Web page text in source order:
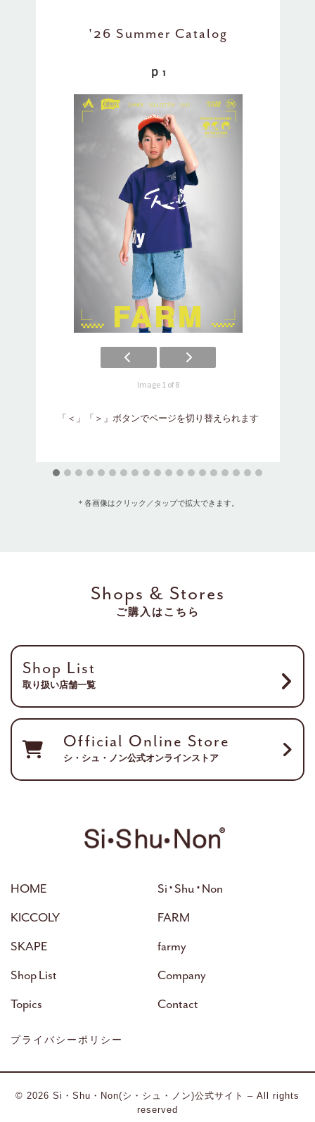
'26 Summer Catalog
ｐ1
Image 1 of 8
「＜」「＞」ボタンでページを切り替えられます
＊各画像はクリック／タップで拡大できます。
Shops & Stores
ご購入はこちら
Shop List
取り扱い店舗一覧
Official Online Store
シ・シュ・ノン公式オンラインストア
HOME
Si･Shu･Non
KICCOLY
FARM
SKAPE
farmy
Shop List
Company
Topics
Contact
プライバシーポリシー
© 2026 Si・Shu・Non(シ・シュ・ノン)公式サイト – All rights
reserved